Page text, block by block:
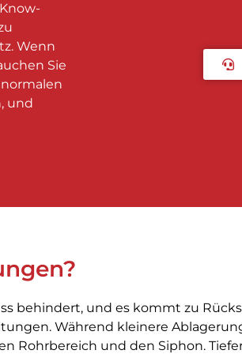
Wenn
Sie
und
behindert, und es kommt zu
Während kleinere
Rohrbereich und den Siphon.